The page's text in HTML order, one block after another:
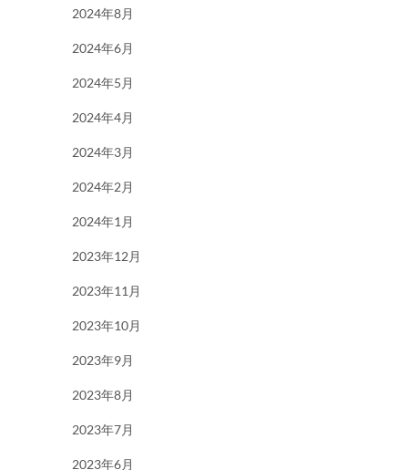
2024年8月
2024年6月
2024年5月
2024年4月
2024年3月
2024年2月
2024年1月
2023年12月
2023年11月
2023年10月
2023年9月
2023年8月
2023年7月
2023年6月